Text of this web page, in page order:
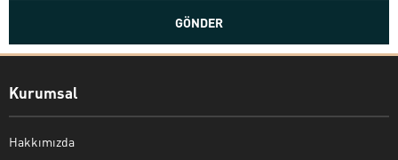
Kurumsal
Hakkımızda